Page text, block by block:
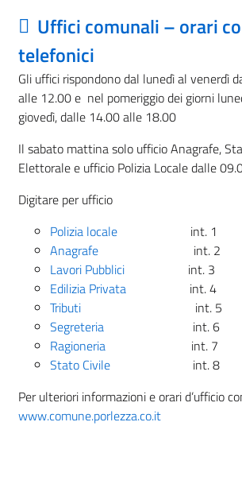
Uffici comunali – orari
telefonici
Gli uffici rispondono dal lunedì al venerdì
alle 12.00 e nel pomeriggio dei giorni
giovedì, dalle 14.00 alle 18.00
Il sabato mattina solo ufficio Anagrafe,
Elettorale e ufficio Polizia Locale dalle
Digitare per ufficio
Polizia locale
int. 1
Anagrafe int. 2
Lavori Pubblici int. 3
Edilizia Privata
int. 4
Tributi
int. 5
Segreteria
int. 6
Ragioneria int. 7
Stato Civile
int. 8
Per ulteriori informazioni e orari d’ufficio
www.comune.porlezza.co.it